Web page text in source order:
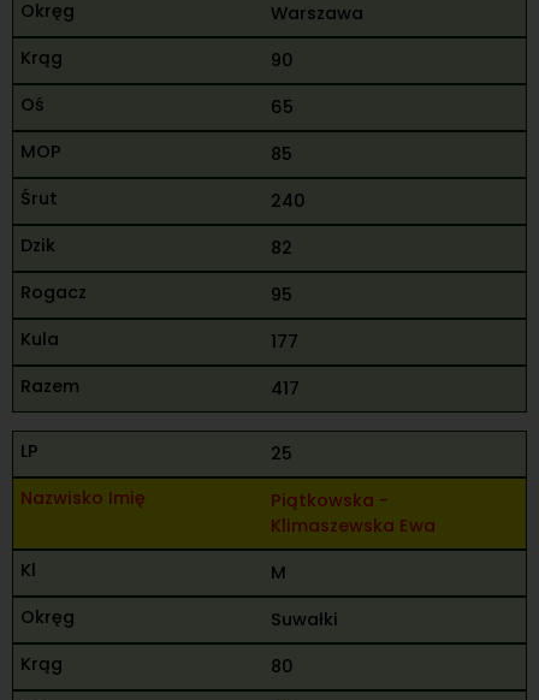
Warszawa
90
65
85
240
82
95
177
417
25
Piątkowska -
Klimaszewska Ewa
M
Suwałki
80